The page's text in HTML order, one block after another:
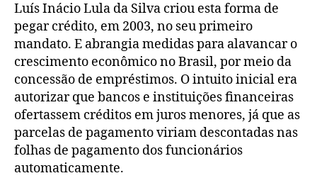
Luís Inácio Lula da Silva criou esta forma de
pegar crédito, em 2003, no seu primeiro
mandato. E abrangia medidas para alavancar o
crescimento econômico no Brasil, por meio da
concessão de empréstimos. O intuito inicial era
autorizar que bancos e instituições financeiras
ofertassem créditos em juros menores, já que as
parcelas de pagamento viriam descontadas nas
folhas de pagamento dos funcionários
automaticamente.